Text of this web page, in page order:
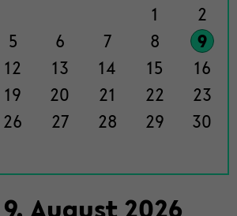
1
2
5 6 7 8
9
12 13 14 15
16
19 20 21 22
23
26 27 28 29
30